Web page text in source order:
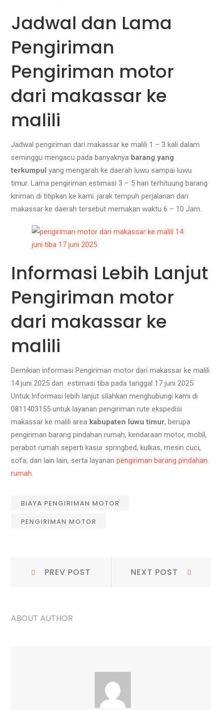
Jadwal dan Lama
Pengiriman
Pengiriman motor
dari makassar ke
malili
Jadwal pengiriman dari makassar ke malili 1 – 3 kali dalam
seminggu mengacu pada banyaknya barang yang
terkumpul yang mengarah ke daerah luwu sampai luwu
timur. Lama pengiriman estimasi 3 – 5 hari terhituung barang
kiriman di titipkan ke kami. jarak tempuh perjalanan dari
makassar ke daerah tersebut memakan waktu 6 – 10 Jam.
Informasi Lebih Lanjut
Pengiriman motor
dari makassar ke
malili
Demikian informasi Pengiriman motor dari makassar ke malili
14 juni 2025 dan estimasi tiba pada tanggal 17 juni 2025.
Untuk Informasi lebih lanjut silahkan menghubungi kami di
0811403155 untuk layanan pengiriman rute ekspedisi
makassar ke malili area kabupaten luwu timur, berupa
pengiriman barang pindahan rumah, kendaraan motor, mobil,
perabot rumah seperti kasur springbed, kulkas, mesin cuci,
sofa, dan lain lain, serta layananpengiriman barang pindahan
rumah.
BIAYA PENGIRIMAN MOTOR
PENGIRIMAN MOTOR
Navigasi
PREV POST NEXT POST Post:
ABOUT AUTHOR